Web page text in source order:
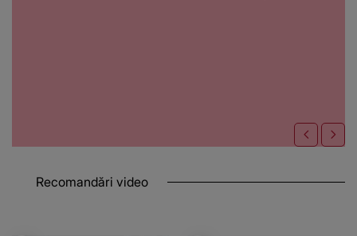
Recomandări video